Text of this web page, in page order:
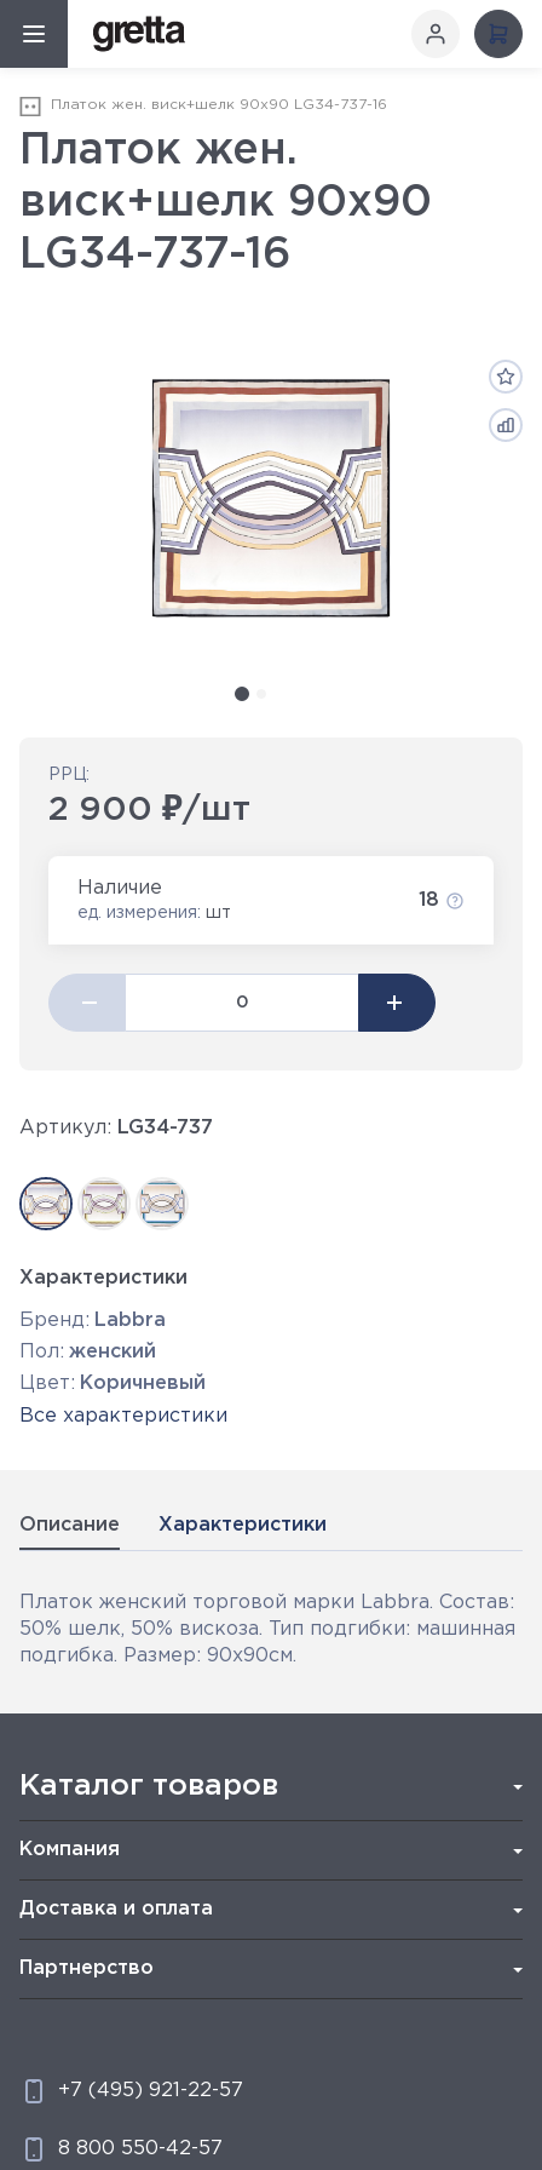
Платок жен. виск+шелк 90х90 LG34-737-16
Платок жен.
виск+шелк 90х90
LG34-737-16
Артикул: LG34-737
Характеристики
Бренд: Labbra
Пол: женский
Цвет: Коричневый
Все характеристики
РРЦ:
2 900 ₽/шт
Наличие
ед. измерения: шт
18
Описание Характеристики
Платок женский торговой марки Labbra. Состав:
50% шелк, 50% вискоза. Тип подгибки: машинная
подгибка. Размер: 90х90см.
Каталог товаров
Компания
Доставка и оплата
Партнерство
+7 (495) 921-22-57
8 800 550-42-57